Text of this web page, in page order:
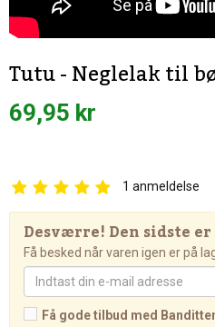
Tutu - Neglelak til
69,95 kr
1 anmeldelse
Desværre! Den sidste
Få besked når varen igen er på
Få gode tilbud med